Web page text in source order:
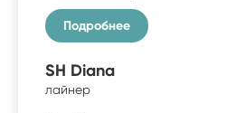
Подробнее
SH Diana
лайнер